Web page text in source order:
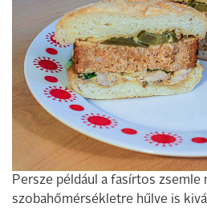
Persze például a fasírtos zsemle
szobahőmérsékletre hűlve is